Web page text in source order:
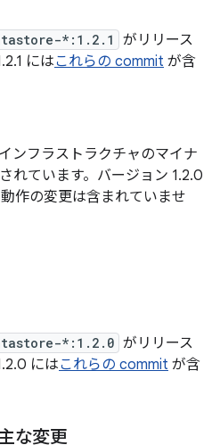
*:1.2.1
がリリース
にはこれらの commit が含
ンフラストラクチャのマイナ
れています。バージョン 1.2.0
作の変更は含まれていませ
*:1.2.0 がリリース
にはこれらの commit が含
な変更